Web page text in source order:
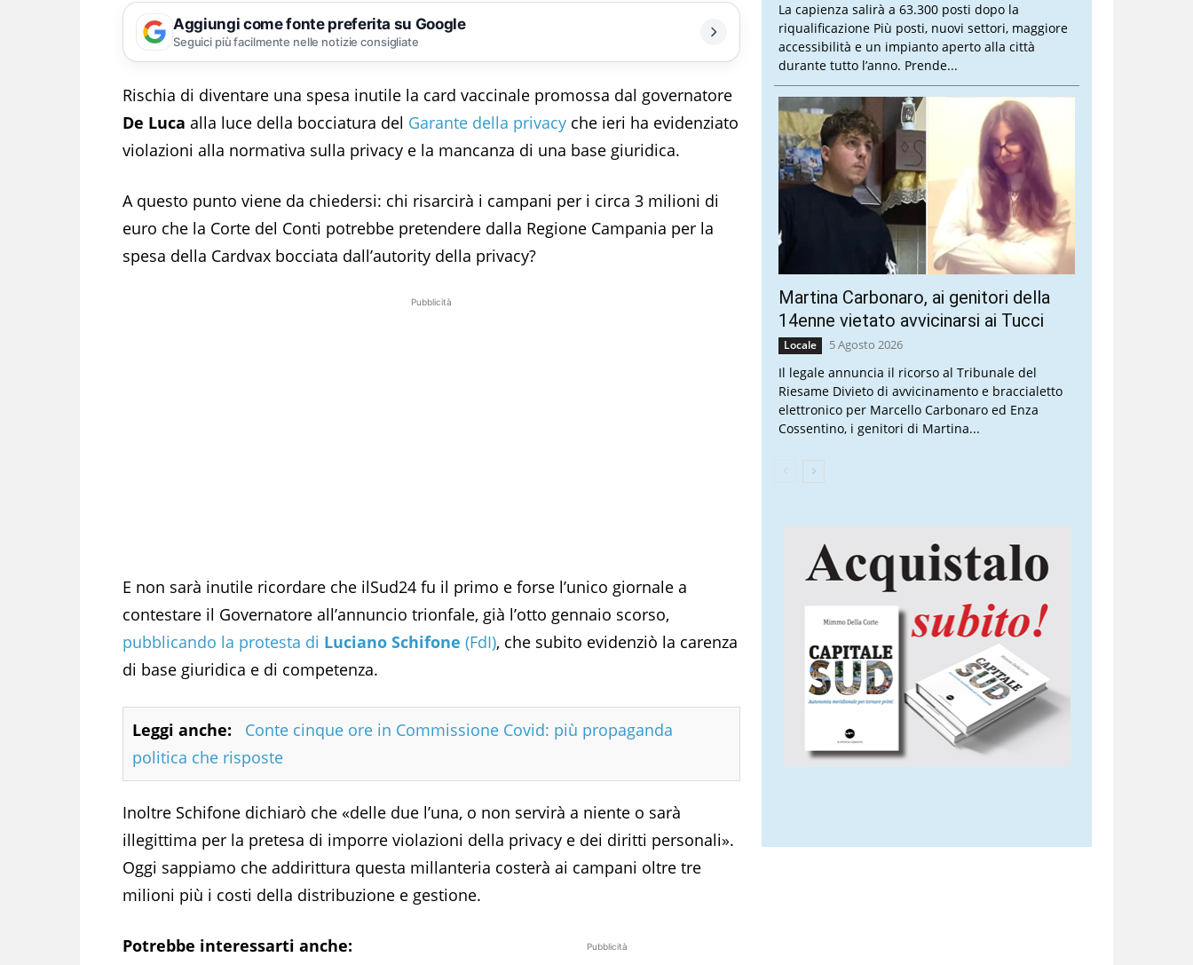
Aggiungi come fonte preferita su Google
Seguici più facilmente nelle notizie consigliate
Rischia di diventare una spesa inutile la card vaccinale promossa dal governatore
De Luca alla luce della bocciatura del Garante della privacy che ieri ha evidenziato
violazioni alla normativa sulla privacy e la mancanza di una base giuridica.
A questo punto viene da chiedersi: chi risarcirà i campani per i circa 3 milioni di
euro che la Corte del Conti potrebbe pretendere dalla Regione Campania per la
spesa della Cardvax bocciata dall’autority della privacy?
Pubblicità
E non sarà inutile ricordare che ilSud24 fu il primo e forse l’unico giornale a
contestare il Governatore all’annuncio trionfale, già l’otto gennaio scorso,
pubblicando la protesta di Luciano Schifone (FdI), che subito evidenziò la carenza
di base giuridica e di competenza.
Leggi anche:
Conte cinque ore in Commissione Covid: più propaganda
politica che risposte
Inoltre Schifone dichiarò che «delle due l’una, o non servirà a niente o sarà
illegittima per la pretesa di imporre violazioni della privacy e dei diritti personali».
Oggi sappiamo che addirittura questa millanteria costerà ai campani oltre tre
milioni più i costi della distribuzione e gestione.
Pubblicità
Potrebbe interessarti anche:
La capienza salirà a 63.300 posti dopo la
riqualificazione Più posti, nuovi settori, maggiore
accessibilità e un impianto aperto alla città
durante tutto l’anno. Prende...
Martina Carbonaro, ai genitori della
14enne vietato avvicinarsi ai Tucci
Locale 5 Agosto 2026
Il legale annuncia il ricorso al Tribunale del
Riesame Divieto di avvicinamento e braccialetto
elettronico per Marcello Carbonaro ed Enza
Cossentino, i genitori di Martina...